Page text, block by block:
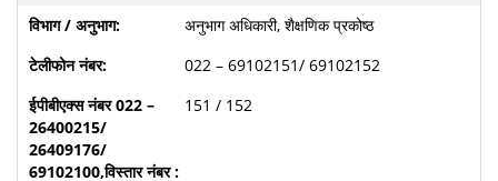
अनुभाग अधिकारी, शैक्षणिक प्रकोष्ठ
022 – 69102151/ 69102152
151 / 152